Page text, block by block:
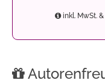
inkl. MwSt.